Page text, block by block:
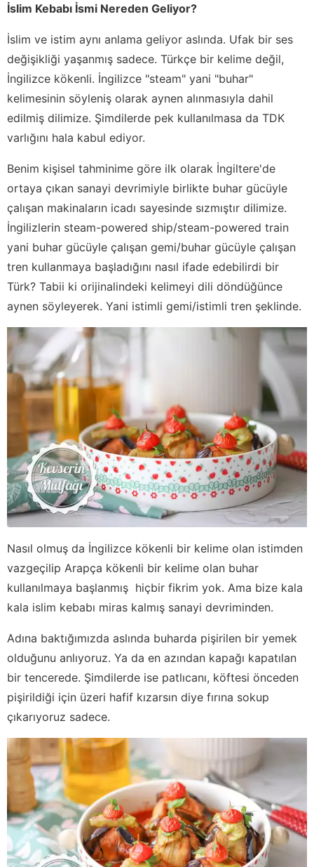
İslim Kebabı İsmi Nereden Geliyor?
İslim ve istim aynı anlama geliyor aslında. Ufak bir ses
değişikliği yaşanmış sadece. Türkçe bir kelime değil,
İngilizce kökenli. İngilizce "steam" yani "buhar"
kelimesinin söyleniş olarak aynen alınmasıyla dahil
edilmiş dilimize. Şimdilerde pek kullanılmasa da TDK
varlığını hala kabul ediyor.
Benim kişisel tahminime göre ilk olarak İngiltere'de
ortaya çıkan sanayi devrimiyle birlikte buhar gücüyle
çalışan makinaların icadı sayesinde sızmıştır dilimize.
İngilizlerin steam-powered ship/steam-powered train
yani buhar gücüyle çalışan gemi/buhar gücüyle çalışan
tren kullanmaya başladığını nasıl ifade edebilirdi bir
Türk? Tabii ki orijinalindeki kelimeyi dili döndüğünce
aynen söyleyerek. Yani istimli gemi/istimli tren şeklinde.
Nasıl olmuş da İngilizce kökenli bir kelime olan istimden
vazgeçilip Arapça kökenli bir kelime olan buhar
kullanılmaya başlanmış hiçbir fikrim yok. Ama bize kala
kala islim kebabı miras kalmış sanayi devriminden.
Adına baktığımızda aslında buharda pişirilen bir yemek
olduğunu anlıyoruz. Ya da en azından kapağı kapatılan
bir tencerede. Şimdilerde ise patlıcanı, köftesi önceden
pişirildiği için üzeri hafif kızarsın diye fırına sokup
çıkarıyoruz sadece.